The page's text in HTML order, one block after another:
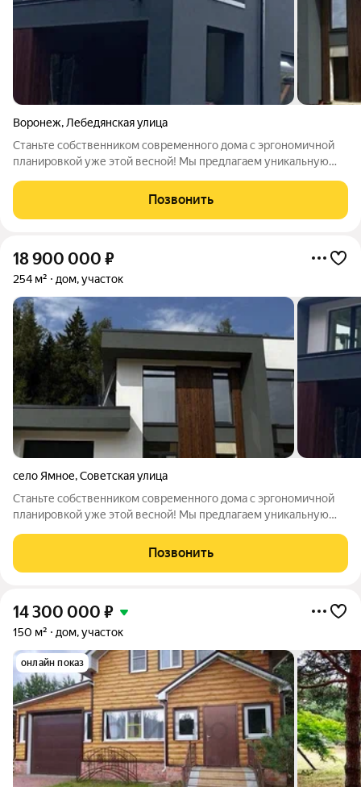
Воронеж, Лебедянская улица
Станьте собственником современного дома с эргономичной
планировкой уже этой весной! Мы предлагаем уникальную
позволяет стать счастливым обладателем дома из
инновационных материалов всего за 3
Позвонить
18 900 000 ₽
254 м² дом, участок
село Ямное,Советская улица
Станьте собственником современного дома с эргономичной
планировкой уже этой весной! Мы предлагаем уникальную
позволяет стать счастливым обладателем дома из
инновационных материалов всего за 3
Позвонить
14 300 000 ₽
150 м² дом, участок
онлайн показ